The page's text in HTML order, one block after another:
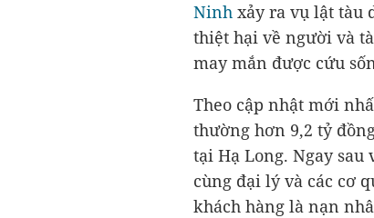
Ninh xảy ra vụ lật tàu
thiệt hại về người và
may mắn được cứu
Theo cập nhật mới
thường hơn 9,2 tỷ
tại Hạ Long. Ngay
cùng đại lý và các cơ
khách hàng là nạn